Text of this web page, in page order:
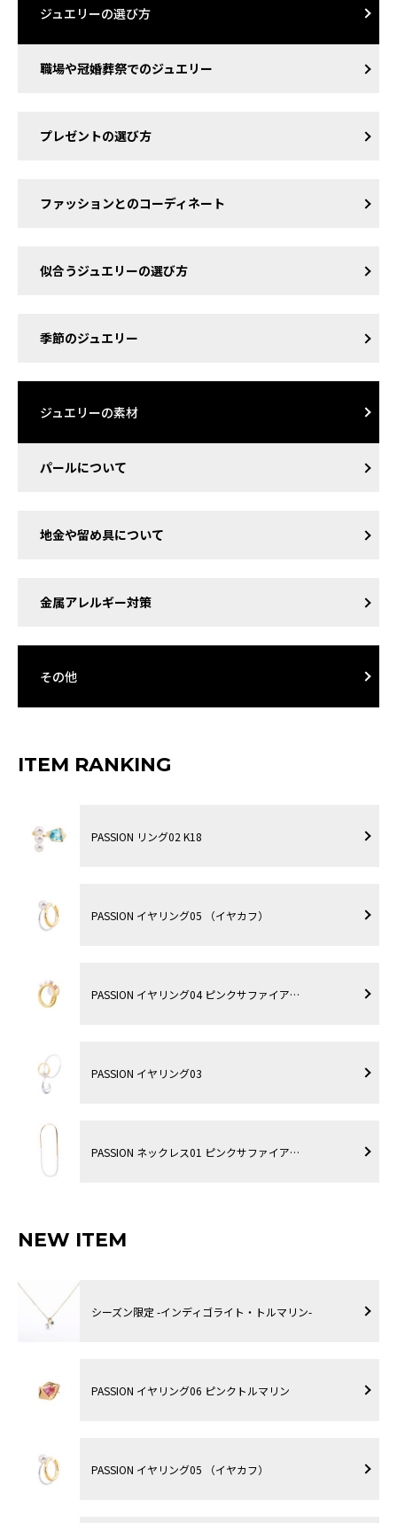
ジュエリーの選び方
職場や冠婚葬祭でのジュエリー
プレゼントの選び方
ファッションとのコーディネート
似合うジュエリーの選び方
季節のジュエリー
ジュエリーの素材
パールについて
地金や留め具について
金属アレルギー対策
その他
ITEM RANKING
PASSION リング02 K18
PASSION イヤリング05 （イヤカフ）
PASSION イヤリング04 ピンクサファイア…
PASSION イヤリング03
PASSION ネックレス01 ピンクサファイア…
NEW ITEM
シーズン限定 -インディゴライト・トルマリン-
PASSION イヤリング06 ピンクトルマリン
PASSION イヤリング05 （イヤカフ）